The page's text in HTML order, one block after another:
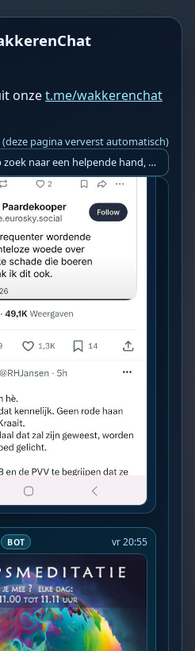
onzet.me/wakkerenchat
(deze pagina ververst automatisch)
Ik ben op zoek naar een helpende hand, een menselijk oog, een admin die helpt met controleren of de chat wel correct word gemodereerd word door NoMoSpam. 98% gaat automatisch goed, toch ik dit nooit helemaal loslaten en moet er altijd een mens mee blijven opletten bij elke beslissing die gemaakt word. Waar bestaan de werkzaamheden uit? Mee kijken in admin log kanaal naar alle drugs/porno/scams die voorbij komen en in het geval van een randgevalletje, ingrijpen en b.v. een verwijderd maar wel toegestaan bericht terug plaatsen met een druk op de knop. tsja zo banaal en simpel is het gesteld.. Word je hier blij van? Nee. Strookt het je ego? Nee. Word je er beter van? Nee. Kost het veel tijd? Totaal niet, consistentie en regelmaat is belangrijker dan 'er even voor kunnen gaan zitten'.. het werk is in een paar seconden gepiept.. je checkt puur of AI de juiste beslissing heeft gemaakt.. …
BOT vr 20:55